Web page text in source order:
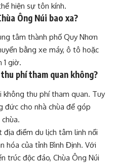
hiện sự tôn kính.
Ông Núi bao xa?
tâm thành phố Quy Nhơn
bằng xe máy, ô tô hoặc
1 giờ.
phí tham quan không?
không thu phí tham quan. Tuy
đức cho nhà chùa để góp
địa điểm du lịch tâm linh nổi
hóa của tỉnh Bình Định. Với
trúc độc đáo, Chùa Ông Núi